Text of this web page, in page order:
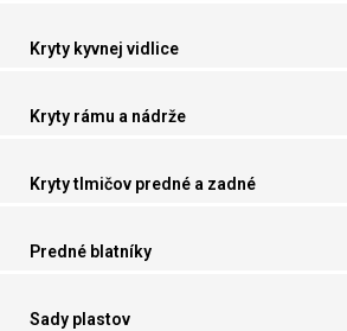
Kryty kyvnej vidlice
Kryty rámu a nádrže
Kryty tlmičov predné a zadné
Predné blatníky
Sady plastov